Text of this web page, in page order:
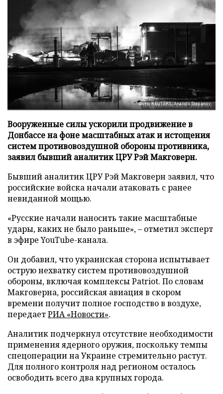
Фото: REUTERS/Anatolii Stepanov
Вооруженные силы ускорили продвижение в
Донбассе на фоне масштабных атак и истощения
систем противовоздушной обороны противника,
заявил бывший аналитик ЦРУ Рэй Макговерн.
Бывший аналитик ЦРУ Рэй Макговерн заявил, что
российские войска начали атаковать с ранее
невиданной мощью.
«Русские начали наносить такие масштабные
удары, каких не было раньше», – отметил эксперт
в эфире YouTube-канала.
Он добавил, что украинская сторона испытывает
острую нехватку систем противовоздушной
обороны, включая комплексы Patriot. По словам
Макговерна, российская авиация в скором
времени получит полное господство в воздухе,
передаетРИА «Новости».
Аналитик подчеркнул отсутствие необходимости
применения ядерного оружия, поскольку темпы
спецоперации на Украине стремительно растут.
Для полного контроля над регионом осталось
освободить всего два крупных города.